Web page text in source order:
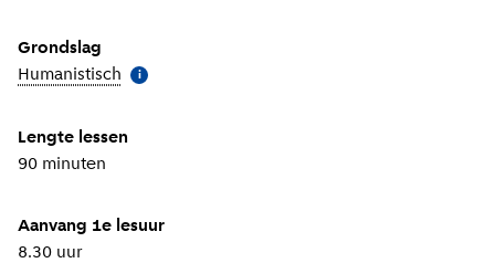
Grondslag
Humanistisch Meer informatie
i
Lengte lessen
90 minuten
Aanvang 1e lesuur
8.30 uur